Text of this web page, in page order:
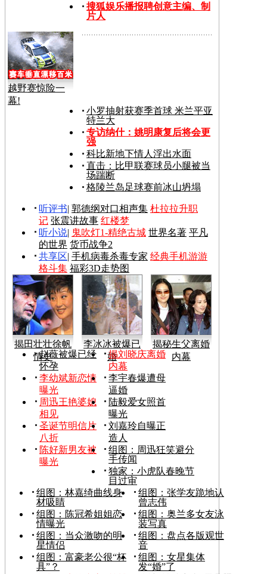
搜狐娱乐播报聘创意主编、制
片人
越野赛惊险一
幕!
小罗抽射获赛季首球 米兰平亚
特兰大
专访纳什：姚明康复后将会更
强
科比新地下情人浮出水面
直击：比甲联赛球员小腿被当
场踹断
格陵兰岛足球赛前冰山坍塌
听评书| 郭德纲对口相声集 杜拉拉升职
记 张震讲故事 红楼梦
听小说| 鬼吹灯1-精绝古城 世界名著 平凡
的世界 货币战争2
共享区| 手机病毒杀毒专家 经典手机游游
格斗集 福彩3D走势图
揭田壮壮徐帆
情史
李冰冰被爆已
婚
揭秘生父离婚
内幕
赵薇被爆已经
怀孕
揭刘晓庆离婚
内幕
李幼斌新恋情
曝光
李宇春爆遭母
逼婚
周迅王艳婆媳
相见
陆毅爱女照首
曝光
圣诞节明信片
八折
刘嘉玲自曝正
造人
陈好新男友被
曝光
组图：周迅狂笑避分
手传闻
独家：小虎队春晚节
目过审
组图：林嘉绮曲线身
材吸睛
组图：张学友跪地认
曾志伟
组图：陈冠希姐姐恋
情曝光
组图：奥兰多女友泳
装写真
组图：当众激吻的明
星情侣
组图：盘点各版观世
音
组图：富豪老公很“杯
具”？
组图：女星集体
发“婚”了